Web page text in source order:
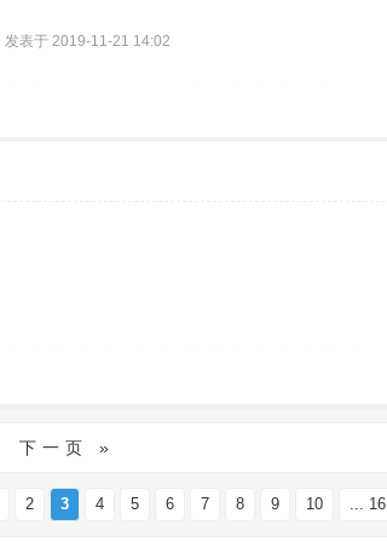
发表于 2019-11-21 14:02
下一页 »
2 3 4 5 6 7 8 9 10 ... 16